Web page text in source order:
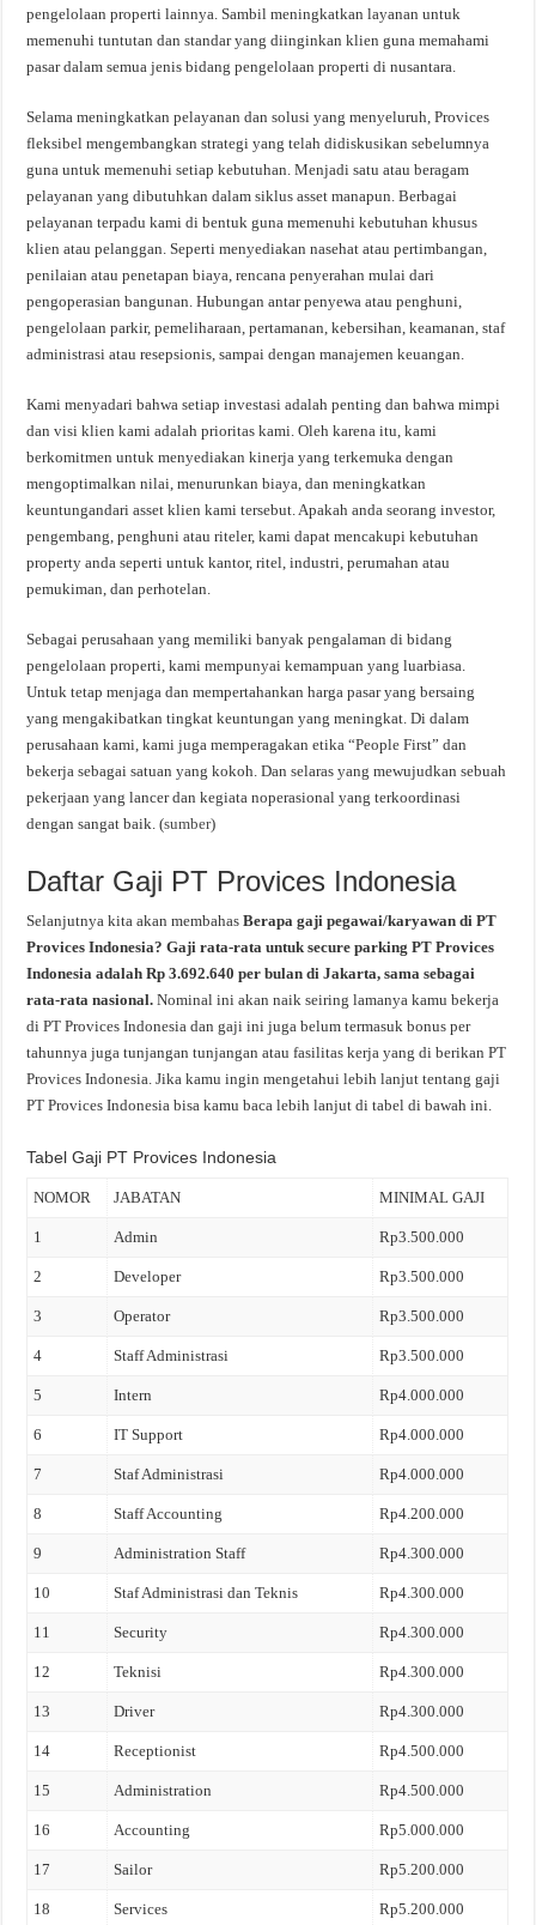
pengelolaan properti lainnya. Sambil meningkatkan layanan untuk
memenuhi tuntutan dan standar yang diinginkan klien guna memahami
pasar dalam semua jenis bidang pengelolaan properti di nusantara.
Selama meningkatkan pelayanan dan solusi yang menyeluruh, Provices
fleksibel mengembangkan strategi yang telah didiskusikan sebelumnya
guna untuk memenuhi setiap kebutuhan. Menjadi satu atau beragam
pelayanan yang dibutuhkan dalam siklus asset manapun. Berbagai
pelayanan terpadu kami di bentuk guna memenuhi kebutuhan khusus
klien atau pelanggan. Seperti menyediakan nasehat atau pertimbangan,
penilaian atau penetapan biaya, rencana penyerahan mulai dari
pengoperasian bangunan. Hubungan antar penyewa atau penghuni,
pengelolaan parkir, pemeliharaan, pertamanan, kebersihan, keamanan, staf
administrasi atau resepsionis, sampai dengan manajemen keuangan.
Kami menyadari bahwa setiap investasi adalah penting dan bahwa mimpi
dan visi klien kami adalah prioritas kami. Oleh karena itu, kami
berkomitmen untuk menyediakan kinerja yang terkemuka dengan
mengoptimalkan nilai, menurunkan biaya, dan meningkatkan
keuntungandari asset klien kami tersebut. Apakah anda seorang investor,
pengembang, penghuni atau riteler, kami dapat mencakupi kebutuhan
property anda seperti untuk kantor, ritel, industri, perumahan atau
pemukiman, dan perhotelan.
Sebagai perusahaan yang memiliki banyak pengalaman di bidang
pengelolaan properti, kami mempunyai kemampuan yang luarbiasa.
Untuk tetap menjaga dan mempertahankan harga pasar yang bersaing
yang mengakibatkan tingkat keuntungan yang meningkat. Di dalam
perusahaan kami, kami juga memperagakan etika “People First” dan
bekerja sebagai satuan yang kokoh. Dan selaras yang mewujudkan sebuah
pekerjaan yang lancer dan kegiata noperasional yang terkoordinasi
dengan sangat baik. (sumber)
Daftar Gaji PT Provices Indonesia
Selanjutnya kita akan membahasBerapa gaji pegawai/karyawan di PT
Provices Indonesia? Gaji rata-rata untuk secure parking PT Provices
Indonesia adalah Rp 3.692.640 per bulan di Jakarta, sama sebagai
rata-rata nasional.Nominal ini akan naik seiring lamanya kamu bekerja
di PT Provices Indonesia dan gaji ini juga belum termasuk bonus per
tahunnya juga tunjangan tunjangan atau fasilitas kerja yang di berikan PT
Provices Indonesia. Jika kamu ingin mengetahui lebih lanjut tentang gaji
PT Provices Indonesia bisa kamu baca lebih lanjut di tabel di bawah ini.
Tabel Gaji PT Provices Indonesia
NOMOR JABATAN MINIMAL GAJI
1 Admin Rp3.500.000
2 Developer Rp3.500.000
3 Operator Rp3.500.000
4 Staff Administrasi Rp3.500.000
5 Intern Rp4.000.000
6 IT Support Rp4.000.000
7 Staf Administrasi Rp4.000.000
8 Staff Accounting Rp4.200.000
9 Administration Staff Rp4.300.000
10 Staf Administrasi dan Teknis Rp4.300.000
11 Security Rp4.300.000
12 Teknisi Rp4.300.000
13 Driver Rp4.300.000
14 Receptionist Rp4.500.000
15 Administration Rp4.500.000
16 Accounting Rp5.000.000
17 Sailor Rp5.200.000
18 Services Rp5.200.000